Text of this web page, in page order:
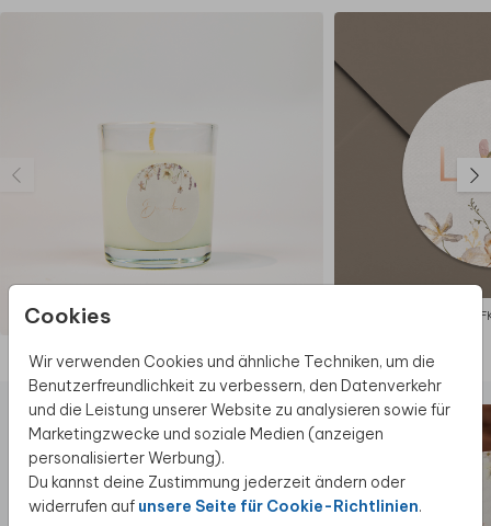
Cookies
Wir verwenden Cookies und ähnliche Techniken, um die
Benutzerfreundlichkeit zu verbessern, den Datenverkehr
und die Leistung unserer Website zu analysieren sowie für
Marketingzwecke und soziale Medien (anzeigen
personalisierter Werbung).
Du kannst deine Zustimmung jederzeit ändern oder
widerrufen auf unsere Seite für Cookie-Richtlinien.
Wenn du dieses Design lieber auf einem
anderen Material gedruckt haben willst oder
als Poster haben möchtest, dann
kontaktiere uns gerne.
💰 Budgettipp: Dieses Design ist auch als
großes
Design auf das gewünschte Produkt übertragen.
Diese Produkte könnten dir auch gefallen